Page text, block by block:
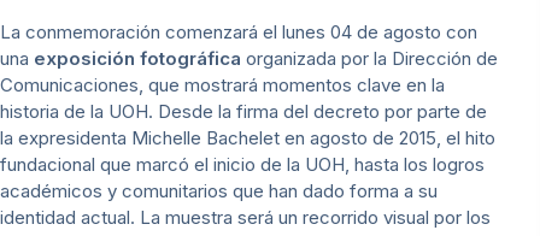
La conmemoración comenzará el lunes 04 de agosto con
una exposición fotográfica organizada por la Dirección de
Comunicaciones, que mostrará momentos clave en la
historia de la UOH. Desde la firma del decreto por parte de
la expresidenta Michelle Bachelet en agosto de 2015, el hito
fundacional que marcó el inicio de la UOH, hasta los logros
académicos y comunitarios que han dado forma a su
identidad actual. La muestra será un recorrido visual por los